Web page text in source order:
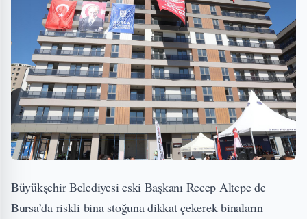
Büyükşehir Belediyesi eski Başkanı Recep Altepe de
Bursa’da riskli bina stoğuna dikkat çekerek binaların